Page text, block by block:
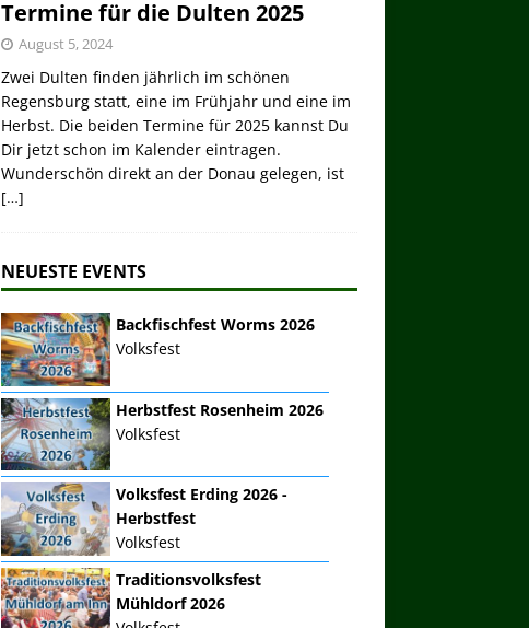
Termine für die Dulten 2025
August 5, 2024
Zwei Dulten finden jährlich im schönen
Regensburg statt, eine im Frühjahr und eine im
Herbst. Die beiden Termine für 2025 kannst Du
Dir jetzt schon im Kalender eintragen.
Wunderschön direkt an der Donau gelegen, ist
[…]
NEUESTE EVENTS
Backfischfest Worms 2026
Volksfest
Herbstfest Rosenheim 2026
Volksfest
Volksfest Erding 2026 -
Herbstfest
Volksfest
Traditionsvolksfest
Mühldorf 2026